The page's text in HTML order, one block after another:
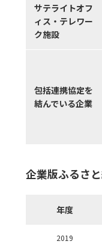
サテライトオフ
ィス・テレワー
ク施設
包括連携協定を
結んでいる企業
企業版ふるさ
年度
2019